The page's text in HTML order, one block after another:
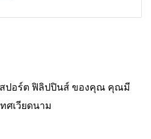
ปอร์ต ฟิลิปปินส์ ของคุณ คุณมี
ศเวียดนาม